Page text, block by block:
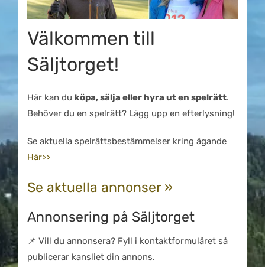
Välkommen till
Säljtorget!
Här kan du köpa, sälja eller hyra ut en spelrätt.
Behöver du en spelrätt? Lägg upp en efterlysning!
Se aktuella spelrättsbestämmelser kring ägande
Här>>
Se aktuella annonser »
Annonsering på Säljtorget
📌 Vill du annonsera? Fyll i kontaktformuläret så
publicerar kansliet din annons.